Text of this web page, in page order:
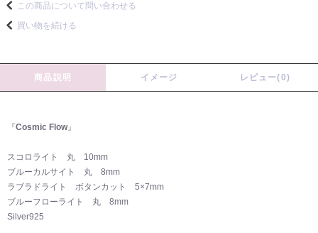
この商品について問い合わせる
買い物を続ける
商品説明 イメージ レビュー(0)
『Cosmic Flow』
スコロライト 丸 10mm
ブルーカルサイト 丸 8mm
ラブラドライト ボタンカット 5×7mm
ブルーフローライト 丸 8mm
Silver925